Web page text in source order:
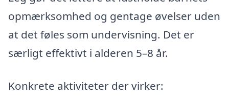
opmærksomhed og gentage øvelser uden
at det føles som undervisning. Det er
særligt effektivt i alderen 5–8 år.
Konkrete aktiviteter der virker: